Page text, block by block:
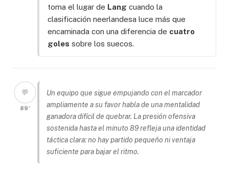
toma el lugar de Lang cuando la
clasificación neerlandesa luce más que
encaminada con una diferencia de cuatro
goles sobre los suecos.
💬
89'
Un equipo que sigue empujando con el marcador
ampliamente a su favor habla de una mentalidad
ganadora difícil de quebrar. La presión ofensiva
sostenida hasta el minuto 89 refleja una identidad
táctica clara: no hay partido pequeño ni ventaja
suficiente para bajar el ritmo.